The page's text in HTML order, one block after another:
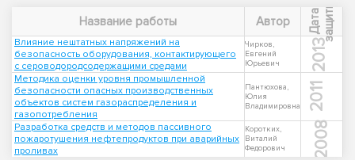
Название работы Автор Д
а
т
а
з
а
щ
и
т ы
Влияние нештатных напряжений на
безопасность оборудования, контактирующего
с сероводородсодержащими средами
Чирков,
Евгений
Юрьевич
2013
Методика оценки уровня промышленной
безопасности опасных производственных
объектов систем газораспределения и
газопотребления
Пантюхова,
Юлия
Владимировна
2011
Разработка средств и методов пассивного
пожаротушения нефтепродуктов при аварийных
проливах
Коротких,
Виталий
Федорович
2008